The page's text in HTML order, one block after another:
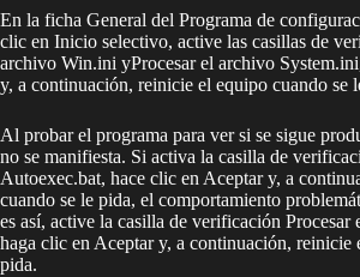
En la ficha General del Programa de
clic en Inicio selectivo, active las casillas de
archivo Win.ini yProcesar el archivo
y, a continuación, reinicie el equipo cuando se
Al probar el programa para ver si se sigue
no se manifiesta. Si activa la casilla de
Autoexec.bat, hace clic en Aceptar y, a
cuando se le pida, el comportamiento
es así, active la casilla de verificación Procesar
haga clic en Aceptar y, a continuación, reinicie
pida.